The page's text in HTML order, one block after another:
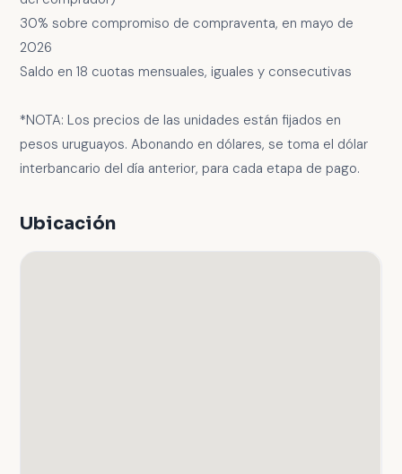
30% sobre compromiso de compraventa, en mayo de
2026
Saldo en 18 cuotas mensuales, iguales y consecutivas
*NOTA: Los precios de las unidades están fijados en
pesos uruguayos. Abonando en dólares, se toma el dólar
interbancario del día anterior, para cada etapa de pago.
Ubicación